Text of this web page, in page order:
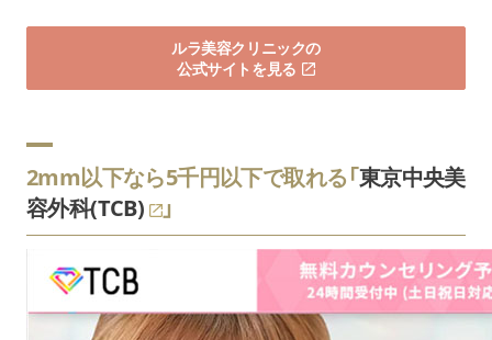
ルラ美容クリニックの
公式サイトを見る
2mm以下なら5千円以下で取れる「東京中央美
容外科(TCB)
」